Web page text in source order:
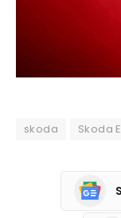
skoda Skoda